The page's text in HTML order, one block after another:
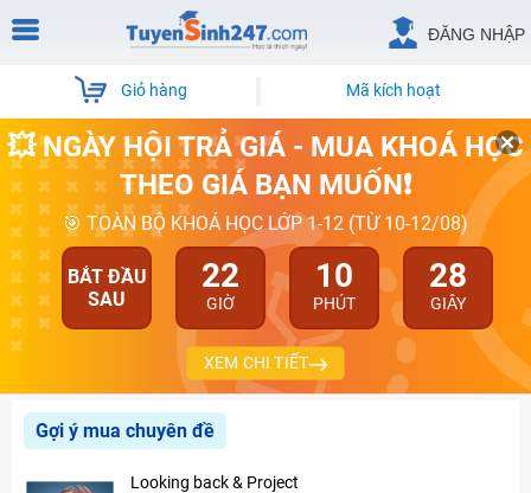
ĐĂNG NHẬP
Giỏ hàng Mã kích hoạt
💥 NGÀY HỘI TRẢ GIÁ - MUA KHOÁ HỌC
THEO GIÁ BẠN MUỐN❗
🎯 TOÀN BỘ KHOÁ HỌC LỚP 1-12 (TỪ 10-12/08)
BẮT ĐẦU
SAU
22
GIỜ
10
PHÚT
27
GIÂY
XEM CHI TIẾT
Gợi ý mua chuyên đề
Looking back & Project